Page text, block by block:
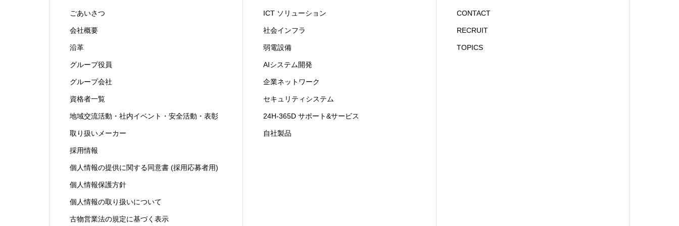
ごあいさつ
会社概要
沿革
グループ役員
グループ会社
資格者一覧
地域交流活動・社内イベント・安全活動・表彰
取り扱いメーカー
採用情報
個人情報の提供に関する同意書 (採用応募者用)
個人情報保護方針
個人情報の取り扱いについて
古物営業法の規定に基づく表示
ICT ソリューション
社会インフラ
弱電設備
AIシステム開発
企業ネットワーク
セキュリティシステム
24H-365D サポート&サービス
自社製品
CONTACT
RECRUIT
TOPICS